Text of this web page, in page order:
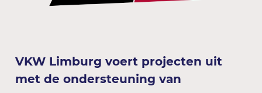
VKW Limburg voert projecten uit
met de ondersteuning van